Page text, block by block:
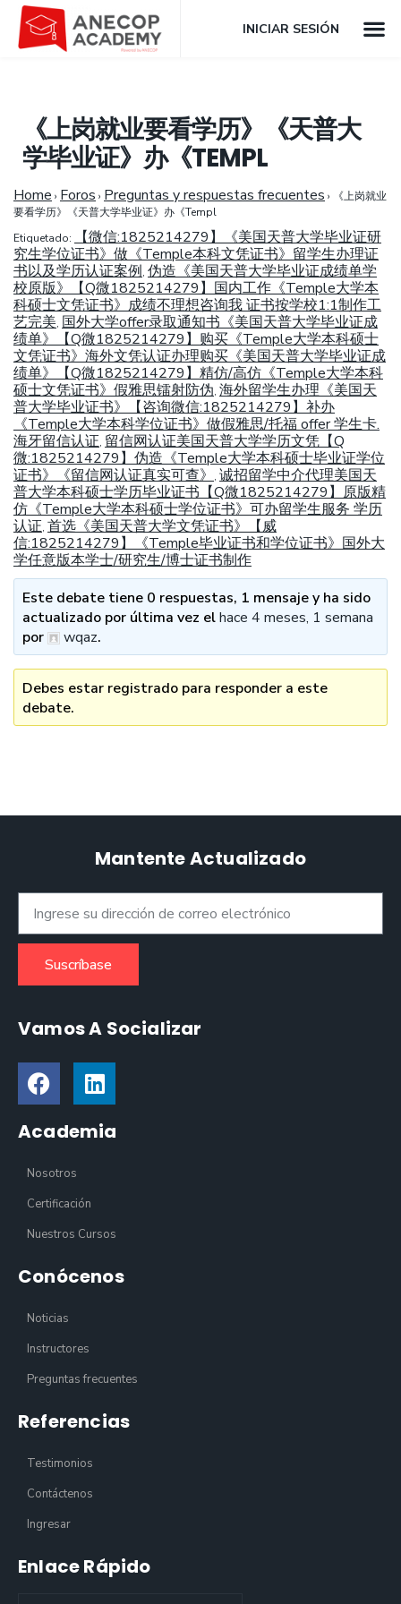
INICIAR SESIÓN
《上岗就业要看学历》《天普大
学毕业证》办《TEMPL
Home › Foros › Preguntas y respuestas frecuentes ›
《上岗就业
要看学历》《天普大学毕业证》办《Templ
Etiquetado:
【微信:1825214279】《美国天普大学毕业证研
究生学位证书》做《Temple本科文凭证书》留学生办理证
书以及学历认证案例, 伪造《美国天普大学毕业证成绩单学
校原版》【Q微1825214279】国内工作《Temple大学本
科硕士文凭证书》成绩不理想咨询我 证书按学校1:1制作工
艺完美, 国外大学offer录取通知书《美国天普大学毕业证成
绩单》【Q微1825214279】购买《Temple大学本科硕士
文凭证书》海外文凭认证办理购买《美国天普大学毕业证成
绩单》【Q微1825214279】精仿/高仿《Temple大学本科
硕士文凭证书》假雅思镭射防伪, 海外留学生办理《美国天
普大学毕业证书》【咨询微信:1825214279】补办
《Temple大学本科学位证书》做假雅思/托福 offer 学生卡.
海牙留信认证, 留信网认证美国天普大学学历文凭【Q
微:1825214279】伪造《Temple大学本科硕士毕业证学位
证书》《留信网认证真实可查》
, 诚招留学中介代理美国天
普大学本科硕士学历毕业证书【Q微1825214279】原版精
仿《Temple大学本科硕士学位证书》可办留学生服务 学历
认证, 首选《美国天普大学文凭证书》【威
信:1825214279】《Temple毕业证书和学位证书》国外大
学任意版本学士/研究生/博士证书制作
Este debate tiene 0 respuestas, 1 mensaje y ha sido
actualizado por última vez elhace 4 meses, 1 semana
por
wqaz.
Debes estar registrado para responder a este
debate.
Mantente Actualizado
Suscríbase
Vamos A Socializar
Academia
Nosotros
Certificación
Nuestros Cursos
Conócenos
Noticias
Instructores
Preguntas frecuentes
Referencias
Testimonios
Contáctenos
Ingresar
Enlace Rápido